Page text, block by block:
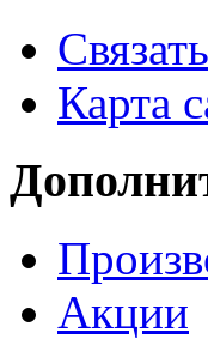
Карта
Акции